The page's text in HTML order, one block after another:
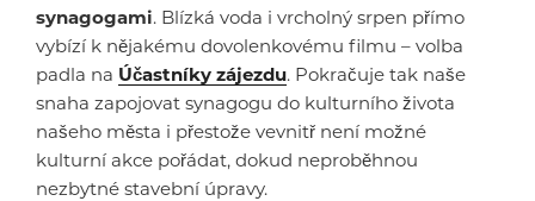
synagogami. Blízká voda i vrcholný srpen přímo
vybízí k nějakému dovolenkovému filmu – volba
padla na Účastníky zájezdu. Pokračuje tak naše
snaha zapojovat synagogu do kulturního života
našeho města i přestože vevnitř není možné
kulturní akce pořádat, dokud neproběhnou
nezbytné stavební úpravy.